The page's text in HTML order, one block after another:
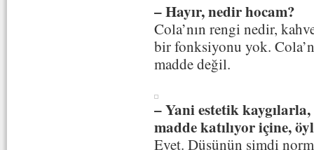
– Hayır, nedir hocam?
Cola’nın rengi nedir,
bir fonksiyonu yok.
madde değil.
– Yani estetik
madde katılıyor içine,
Evet. Düşünün şimdi